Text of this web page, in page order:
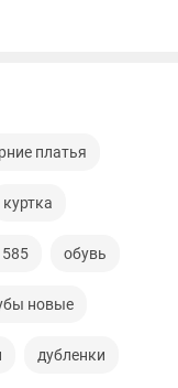
платья
куртка
585 обувь
новые
дубленки